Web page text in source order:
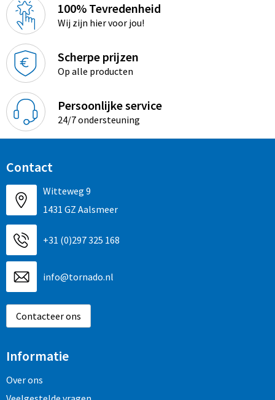
100% Tevredenheid
Wij zijn hier voor jou!
Scherpe prijzen
Op alle producten
Persoonlijke service
24/7 ondersteuning
Contact
Witteweg 9
1431 GZ Aalsmeer
+31 (0)297 325 168
info@tornado.nl
Contacteer ons
Informatie
Over ons